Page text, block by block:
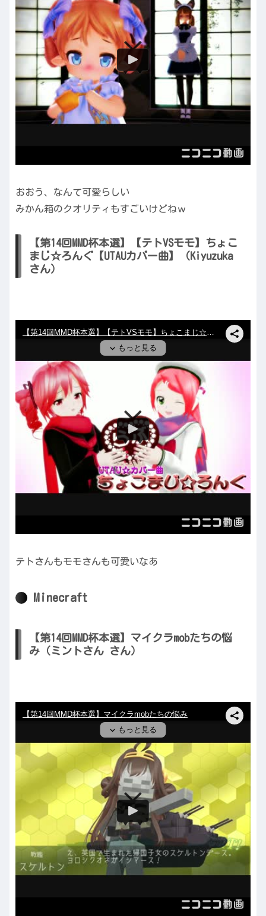
おおう、なんて可愛らしい
みかん箱のクオリティもすごいけどねｗ
【第14回MMD杯本選】【テトVSモモ】ちょこ
まじ☆ろんぐ【UTAUカバー曲】（Kiyuzuka
さん）
テトさんもモモさんも可愛いなあ
Minecraft
【第14回MMD杯本選】マイクラmobたちの悩
み（ミントさん さん）